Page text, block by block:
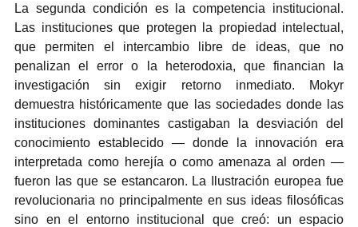
La segunda condición es la competencia institucional.
Las instituciones que protegen la propiedad intelectual,
que permiten el intercambio libre de ideas, que no
penalizan el error o la heterodoxia, que financian la
investigación sin exigir retorno inmediato. Mokyr
demuestra históricamente que las sociedades donde las
instituciones dominantes castigaban la desviación del
conocimiento establecido — donde la innovación era
interpretada como herejía o como amenaza al orden —
fueron las que se estancaron. La Ilustración europea fue
revolucionaria no principalmente en sus ideas filosóficas
sino en el entorno institucional que creó: un espacio